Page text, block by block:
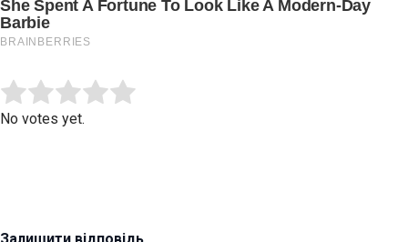
Rate this item:
No votes yet.